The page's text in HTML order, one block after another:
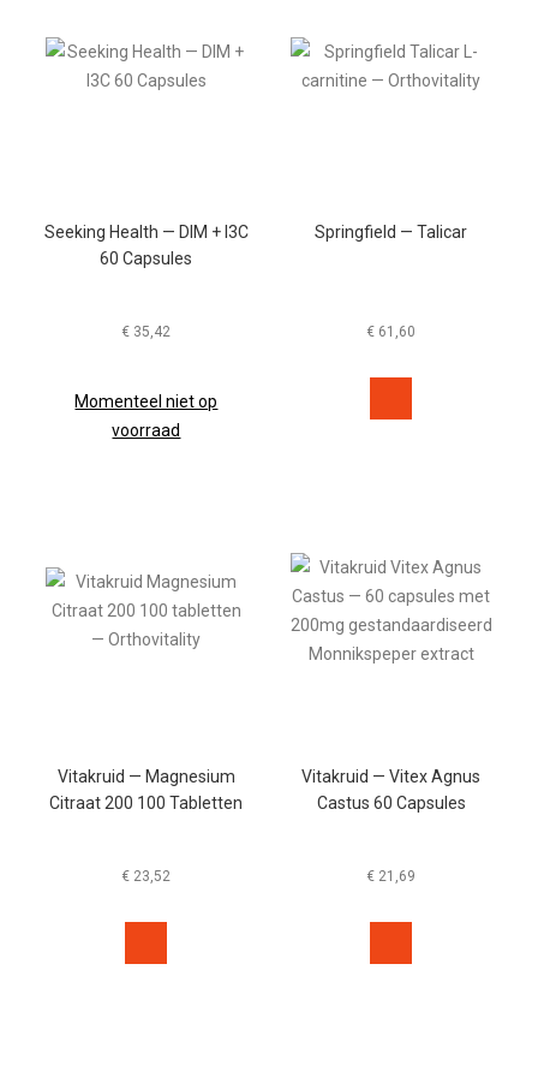
Seeking Health — DIM + I3C
60 Capsules
€ 35,42
Momenteel niet op
voorraad
Springfield — Talicar
€ 61,60
Vitakruid — Magnesium
Citraat 200 100 Tabletten
€ 23,52
Vitakruid — Vitex Agnus
Castus 60 Capsules
€ 21,69